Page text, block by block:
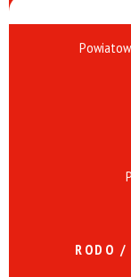
RODO /